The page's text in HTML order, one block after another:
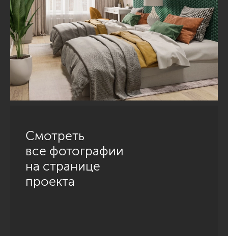
Смотреть
все фотографии
на странице
проекта